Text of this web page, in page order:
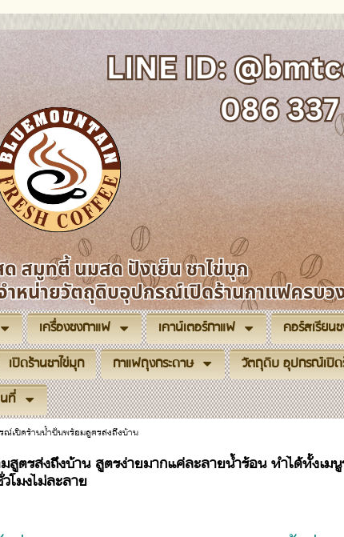
เครื่องชงกาแฟ เคาน์เตอร์กาแฟ
คอร์สเรียน
เปิดร้านชาไข่มุก กาแฟถุงกระดาษ
วัตถุดิบ อุปกรณ์เปิ
ที่
ณ์เปิดร้านน้ำปั่นพร้อมสูตรส่งถึงบ้าน
ตรส่งถึงบ้าน สูตรง่ายมากแค่ละลายน้ำร้อน ทำได้ทั้งเม
โมงไม่ละลาย